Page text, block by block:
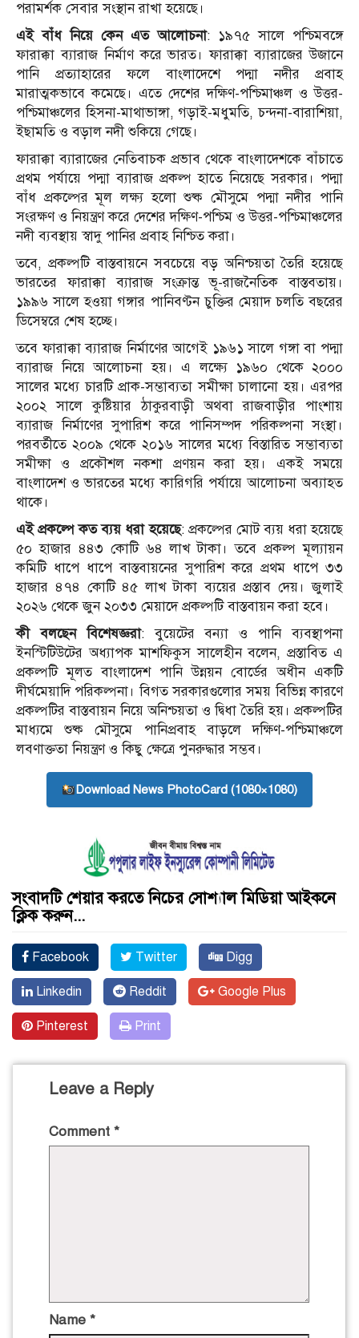
পরামর্শক সেবার সংস্থান রাখা হয়েছে।
এই বাঁধ নিয়ে কেন এত আলোচনা: ১৯৭৫ সালে পশ্চিমবঙ্গে
ফারাক্কা ব্যারাজ নির্মাণ করে ভারত। ফারাক্কা ব্যারাজের উজানে
পানি প্রত্যাহারের ফলে বাংলাদেশে পদ্মা নদীর প্রবাহ
মারাত্মকভাবে কমেছে। এতে দেশের দক্ষিণ-পশ্চিমাঞ্চল ও উত্তর-
পশ্চিমাঞ্চলের হিসনা-মাথাভাঙ্গা, গড়াই-মধুমতি, চন্দনা-বারাশিয়া,
ইছামতি ও বড়াল নদী শুকিয়ে গেছে।
ফারাক্কা ব্যারাজের নেতিবাচক প্রভাব থেকে বাংলাদেশকে বাঁচাতে
প্রথম পর্যায়ে পদ্মা ব্যারাজ প্রকল্প হাতে নিয়েছে সরকার। পদ্মা
বাঁধ প্রকল্পের মূল লক্ষ্য হলো শুষ্ক মৌসুমে পদ্মা নদীর পানি
সংরক্ষণ ও নিয়ন্ত্রণ করে দেশের দক্ষিণ-পশ্চিম ও উত্তর-পশ্চিমাঞ্চলের
নদী ব্যবস্থায় স্বাদু পানির প্রবাহ নিশ্চিত করা।
তবে, প্রকল্পটি বাস্তবায়নে সবচেয়ে বড় অনিশ্চয়তা তৈরি হয়েছে
ভারতের ফারাক্কা ব্যারাজ সংক্রান্ত ভূ-রাজনৈতিক বাস্তবতায়।
১৯৯৬ সালে হওয়া গঙ্গার পানিবণ্টন চুক্তির মেয়াদ চলতি বছরের
ডিসেম্বরে শেষ হচ্ছে।
তবে ফারাক্কা ব্যারাজ নির্মাণের আগেই ১৯৬১ সালে গঙ্গা বা পদ্মা
ব্যারাজ নিয়ে আলোচনা হয়। এ লক্ষ্যে ১৯৬০ থেকে ২০০০
সালের মধ্যে চারটি প্রাক-সম্ভাব্যতা সমীক্ষা চালানো হয়। এরপর
২০০২ সালে কুষ্টিয়ার ঠাকুরবাড়ী অথবা রাজবাড়ীর পাংশায়
ব্যারাজ নির্মাণের সুপারিশ করে পানিসম্পদ পরিকল্পনা সংস্থা।
পরবর্তীতে ২০০৯ থেকে ২০১৬ সালের মধ্যে বিস্তারিত সম্ভাব্যতা
সমীক্ষা ও প্রকৌশল নকশা প্রণয়ন করা হয়। একই সময়ে
বাংলাদেশ ও ভারতের মধ্যে কারিগরি পর্যায়ে আলোচনা অব্যাহত
থাকে।
এই প্রকল্পে কত ব্যয় ধরা হয়েছে: প্রকল্পের মোট ব্যয় ধরা হয়েছে
৫০ হাজার ৪৪৩ কোটি ৬৪ লাখ টাকা। তবে প্রকল্প মূল্যায়ন
কমিটি ধাপে ধাপে বাস্তবায়নের সুপারিশ করে প্রথম ধাপে ৩৩
হাজার ৪৭৪ কোটি ৪৫ লাখ টাকা ব্যয়ের প্রস্তাব দেয়। জুলাই
২০২৬ থেকে জুন ২০৩৩ মেয়াদে প্রকল্পটি বাস্তবায়ন করা হবে।
কী বলছেন বিশেষজ্ঞরা: বুয়েটের বন্যা ও পানি ব্যবস্থাপনা
ইনস্টিটিউটের অধ্যাপক মাশফিকুস সালেহীন বলেন, প্রস্তাবিত এ
প্রকল্পটি মূলত বাংলাদেশ পানি উন্নয়ন বোর্ডের অধীন একটি
দীর্ঘমেয়াদি পরিকল্পনা। বিগত সরকারগুলোর সময় বিভিন্ন কারণে
প্রকল্পটির বাস্তবায়ন নিয়ে অনিশ্চয়তা ও দ্বিধা তৈরি হয়। প্রকল্পটির
মাধ্যমে শুষ্ক মৌসুমে পানিপ্রবাহ বাড়লে দক্ষিণ-পশ্চিমাঞ্চলে
লবণাক্ততা নিয়ন্ত্রণ ও কিছু ক্ষেত্রে পুনরুদ্ধার সম্ভব।
Download News PhotoCard (1080×1080)
সংবাদটি শেয়ার করতে নিচের সোশ্যাল মিডিয়া আইকনে
ক্লিক করুন...
Facebook Twitter Digg
Linkedin Reddit Google Plus
Pinterest Print
Leave a Reply
Comment *
Name *